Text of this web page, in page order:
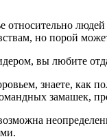
относительно
но порой
вы любите
знаете, как
замашек,